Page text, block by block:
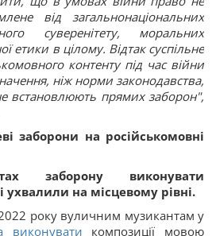
від загальнонаціональних
суверенітету, моральних
етики в цілому. Відтак суспільне
контенту під час війни
ніж норми законодавства,
встановлюють прямих заборон",
заборони на російськомовні
заборону виконувати
ухвалили на місцевому рівні.
року вуличним музикантам у
виконувати композиції мовою